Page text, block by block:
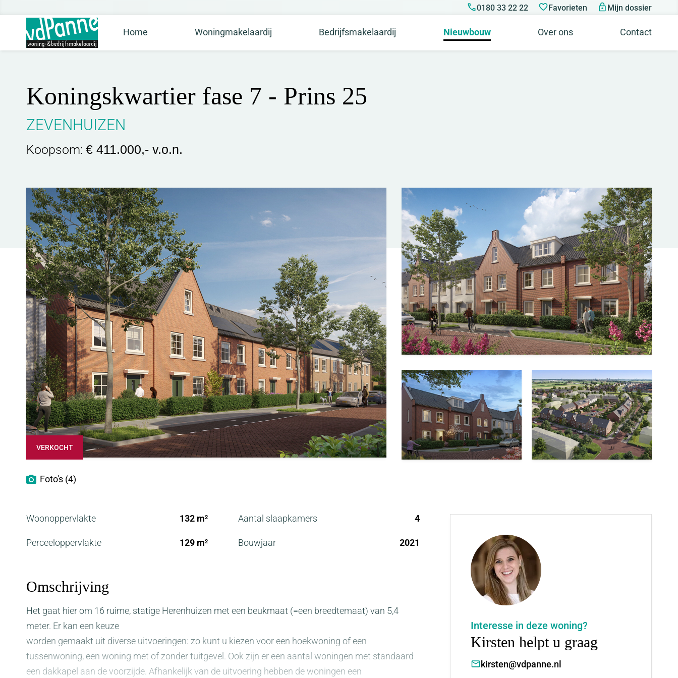
0180 33 22 22 Favorieten Mijn dossier
Home Woningmakelaardij Bedrijfsmakelaardij Nieuwbouw Over ons Contact
Koningskwartier fase 7 - Prins 25
ZEVENHUIZEN
Koopsom: € 411.000,- v.o.n.
VERKOCHT
Foto's (4)
Woonoppervlakte 132 m2
Perceeloppervlakte 129 m2
Aantal slaapkamers 4
Bouwjaar 2021
Omschrijving
Het gaat hier om 16 ruime, statige Herenhuizen met een beukmaat (=een breedtemaat) van 5,4
meter. Er kan een keuze
worden gemaakt uit diverse uitvoeringen: zo kunt u kiezen voor een hoekwoning of een
tussenwoning, een woning met of zonder tuitgevel. Ook zijn er een aantal woningen met standaard
een dakkapel aan de voorzijde. Afhankelijk van de uitvoering hebben de woningen een
Interesse in deze woning?
Kirsten helpt u graag
kirsten@vdpanne.nl